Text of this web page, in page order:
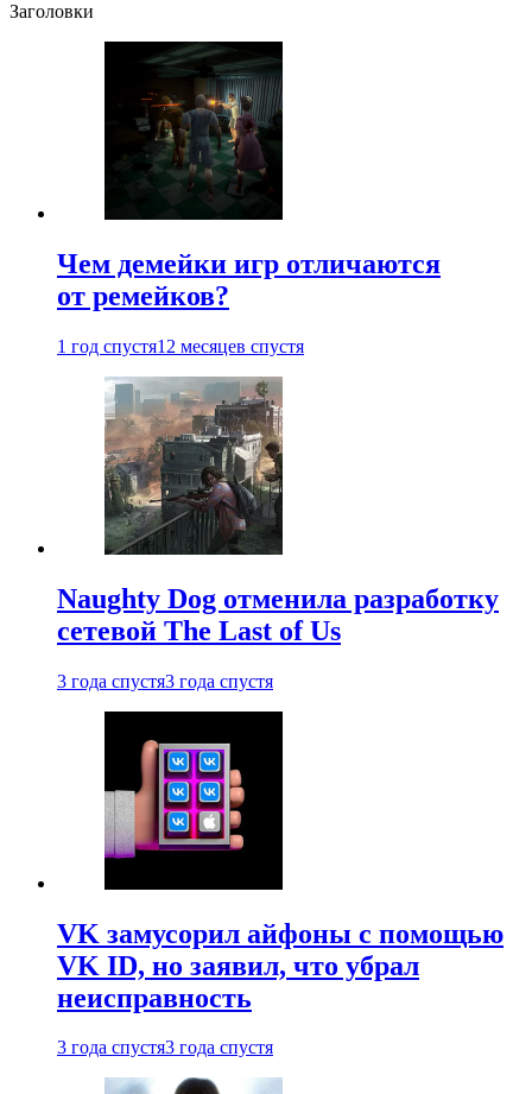
Заголовки
Чем демейки игр отличаются
от ремейков?
1 год спустя12 месяцев спустя
Naughty Dog отменила разработку
сетевой The Last of Us
3 года спустя3 года спустя
VK замусорил айфоны с помощью
VK ID, но заявил, что убрал
неисправность
3 года спустя3 года спустя